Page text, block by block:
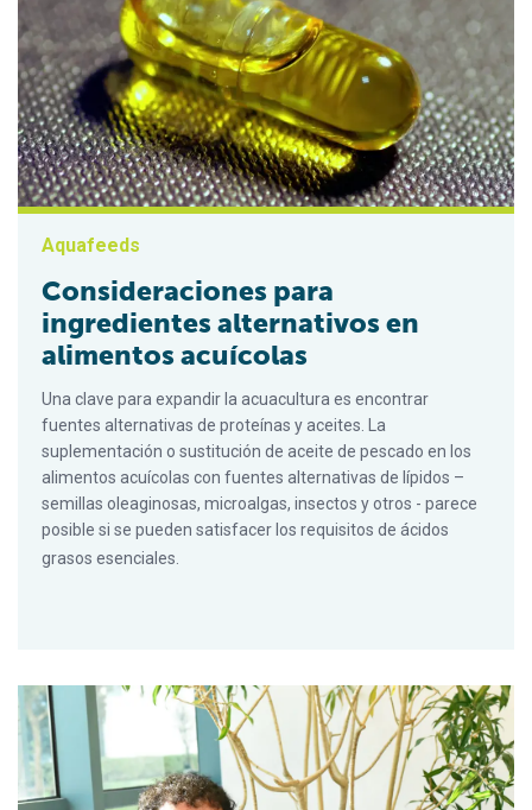
Aquafeeds
Consideraciones para
ingredientes alternativos en
alimentos acuícolas
Una clave para expandir la acuacultura es encontrar
fuentes alternativas de proteínas y aceites. La
suplementación o sustitución de aceite de pescado en los
alimentos acuícolas con fuentes alternativas de lípidos –
semillas oleaginosas, microalgas, insectos y otros - parece
posible si se pueden satisfacer los requisitos de ácidos
grasos esenciales.